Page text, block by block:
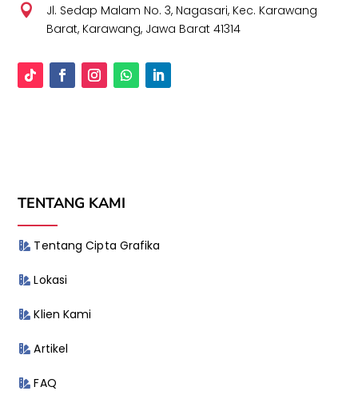

Jl. Sedap Malam No. 3, Nagasari, Kec. Karawang
Barat, Karawang, Jawa Barat 41314
TENTANG KAMI
Tentang Cipta Grafika
Lokasi
Klien Kami
Artikel
FAQ